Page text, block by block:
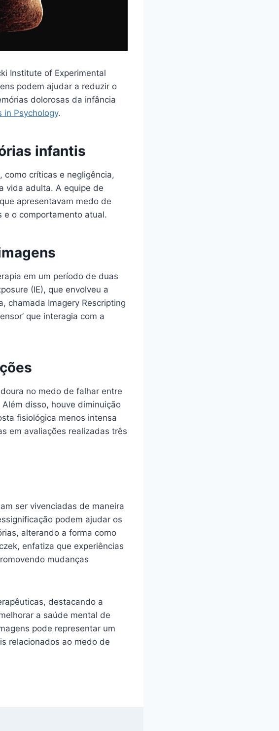
Institute of Experimental
podem ajudar a reduzir o
dolorosas da infância
in Psychology.
infantis
como críticas e negligência,
vida adulta. A equipe de
apresentavam medo de
e o comportamento atual.
em um período de duas
(IE), que envolveu a
chamada Imagery Rescripting
que interagia com a
no medo de falhar entre
disso, houve diminuição
fisiológica menos intensa
em avaliações realizadas três
ser vivenciadas de maneira
podem ajudar os
alterando a forma como
enfatiza que experiências
mudanças
destacando a
a saúde mental de
pode representar um
relacionados ao medo de